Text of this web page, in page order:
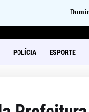
POLÍCIA ESPORTE